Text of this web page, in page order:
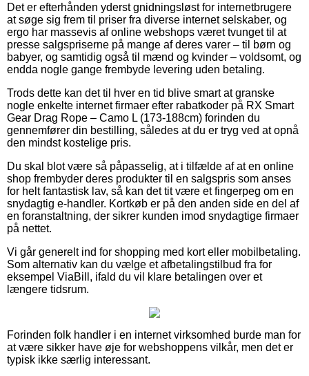
Det er efterhånden yderst gnidningsløst for internetbrugere
at søge sig frem til priser fra diverse internet selskaber, og
ergo har massevis af online webshops været tvunget til at
presse salgspriserne på mange af deres varer – til børn og
babyer, og samtidig også til mænd og kvinder – voldsomt, og
endda nogle gange frembyde levering uden betaling.
Trods dette kan det til hver en tid blive smart at granske
nogle enkelte internet firmaer efter rabatkoder på RX Smart
Gear Drag Rope – Camo L (173-188cm) forinden du
gennemfører din bestilling, således at du er tryg ved at opnå
den mindst kostelige pris.
Du skal blot være så påpasselig, at i tilfælde af at en online
shop frembyder deres produkter til en salgspris som anses
for helt fantastisk lav, så kan det tit være et fingerpeg om en
snydagtig e-handler. Kortkøb er på den anden side en del af
en foranstaltning, der sikrer kunden imod snydagtige firmaer
på nettet.
Vi går generelt ind for shopping med kort eller mobilbetaling.
Som alternativ kan du vælge et afbetalingstilbud fra for
eksempel ViaBill, ifald du vil klare betalingen over et
længere tidsrum.
Forinden folk handler i en internet virksomhed burde man for
at være sikker have øje for webshoppens vilkår, men det er
typisk ikke særlig interessant.